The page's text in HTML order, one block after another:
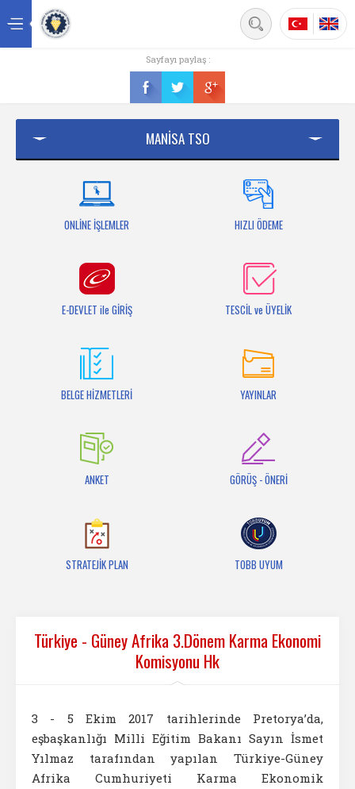
Üyelik
Bilgi Bankası
Sayfayı paylaş :
MANİSA TSO
ONLİNE İŞLEMLER HIZLI ÖDEME
E-DEVLET ile GİRİŞ TESCİL ve ÜYELİK
BELGE HİZMETLERİ YAYINLAR
ANKET GÖRÜŞ - ÖNERİ
STRATEJİK PLAN TOBB UYUM
Türkiye - Güney Afrika 3.Dönem Karma Ekonomi
Komisyonu Hk
3 - 5 Ekim 2017 tarihlerinde Pretorya’da,
eşbaşkanlığı Milli Eğitim Bakanı Sayın İsmet
Yılmaz tarafından yapılan Türkiye-Güney
Afrika Cumhuriyeti Karma Ekonomik